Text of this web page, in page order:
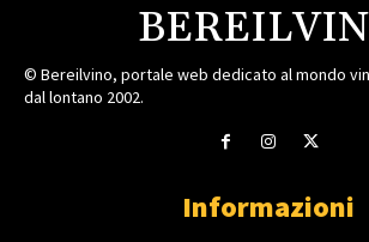
© Bereilvino, portale web dedicato al mondo
dal lontano 2002.
Informazioni